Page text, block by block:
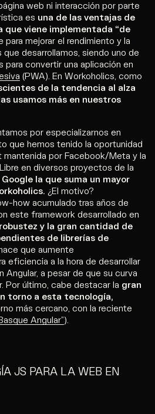
web ni interacción por parte
es una de las ventajas de
que viene implementada “de
para mejorar el rendimiento y la
desarrollamos, siendo uno de
para convertir una aplicación en
(PWA). En Workoholics, como
de la tendencia al alza
usamos más en nuestros
por especializarnos en
que hemos tenido la oportunidad
mantenida por Facebook/Meta y la
en diversos proyectos de la
Google la que suma un mayor
¿El motivo?
how acumulado tras años de
este framework desarrollado en
y la gran cantidad de
de librerías de
que aumente
eficiencia a la hora de desarrollar
Angular, a pesar de que su curva
Por último, cabe destacar la gran
torno a esta tecnología,
más cercano, con la reciente
Angular”).
JS PARA LA WEB EN